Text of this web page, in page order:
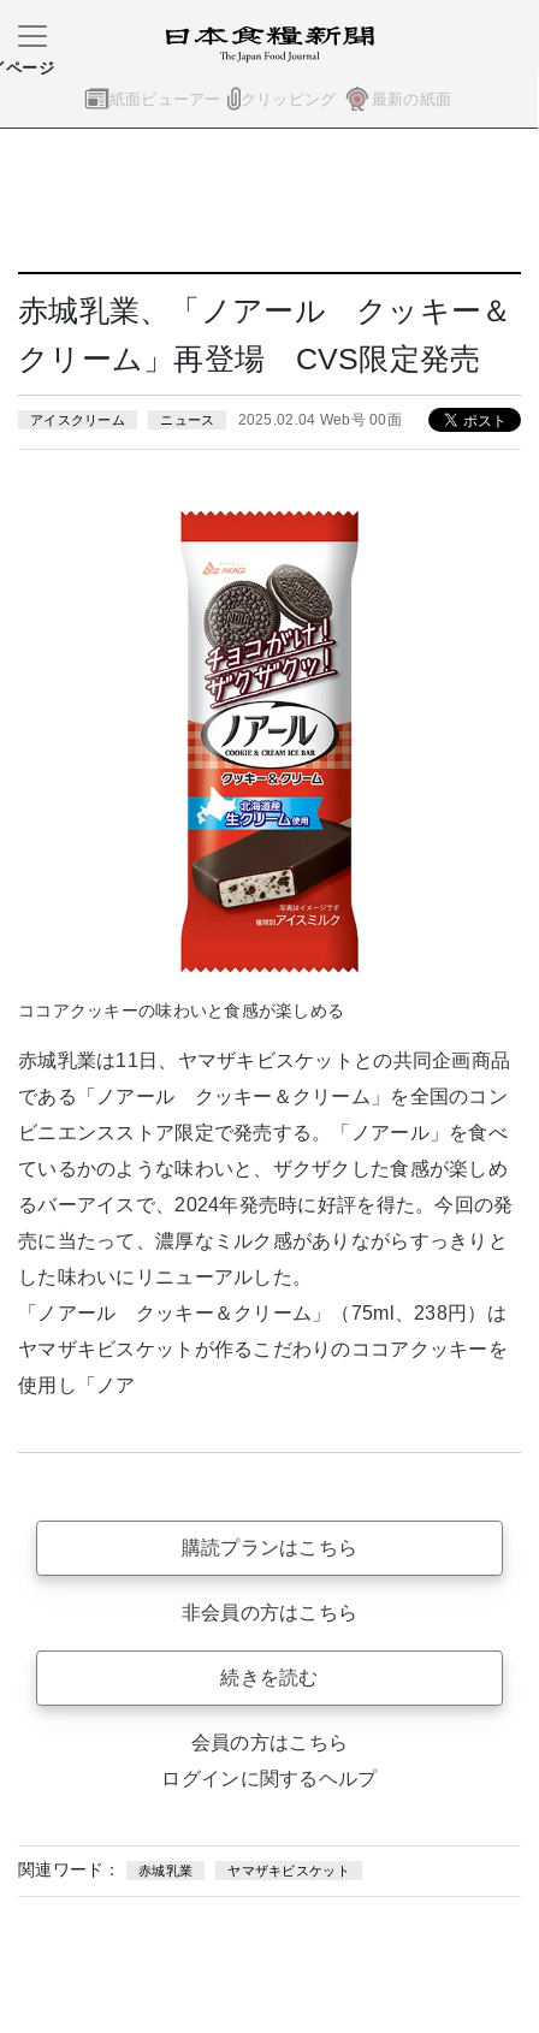
紙面ビューアー クリッピング 最新の紙面
ページ
赤城乳業、「ノアール クッキー＆
クリーム」再登場 CVS限定発売
アイスクリーム ニュース 2025.02.04 Web号 00面
ココアクッキーの味わいと食感が楽しめる
赤城乳業は11日、ヤマザキビスケットとの共同企画商品
である「ノアール クッキー＆クリーム」を全国のコン
ビニエンスストア限定で発売する。「ノアール」を食べ
ているかのような味わいと、ザクザクした食感が楽しめ
るバーアイスで、2024年発売時に好評を得た。今回の発
売に当たって、濃厚なミルク感がありながらすっきりと
した味わいにリニューアルした。
「ノアール クッキー＆クリーム」（75ml、238円）は
ヤマザキビスケットが作るこだわりのココアクッキーを
使用し「ノア
購読プランはこちら
非会員の方はこちら
続きを読む
会員の方はこちら
ログインに関するヘルプ
関連ワード： 赤城乳業 ヤマザキビスケット